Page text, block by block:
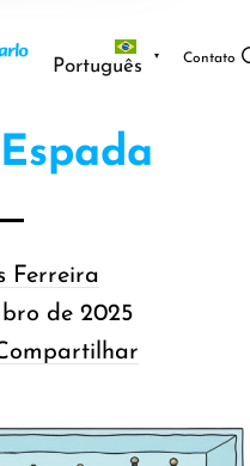
Português Contato
Ferreira
de 2025